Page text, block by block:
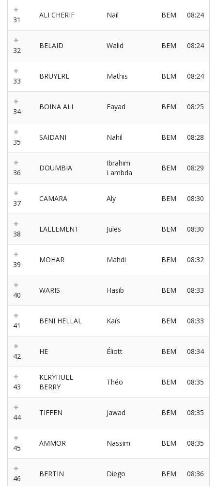
31
ALI CHERIF Nail BEM 08:24
32
BELAID Walid BEM 08:24
33
BRUYERE Mathis BEM 08:24
34
BOINA ALI Fayad BEM 08:25
35
SAIDANI Nahil BEM 08:28
36
DOUMBIA
Ibrahim
Lambda
BEM 08:29
37
CAMARA Aly BEM 08:30
38
LALLEMENT Jules BEM 08:30
39
MOHAR Mahdi BEM 08:32
40
WARIS Hasib BEM 08:33
41
BENI HELLAL Kaïs BEM 08:33
42
HE Éliott BEM 08:34
43
KERYHUEL
BERRY
Théo BEM 08:35
44
TIFFEN Jawad BEM 08:35
45
AMMOR Nassim BEM 08:35
46
BERTIN Diego BEM 08:36